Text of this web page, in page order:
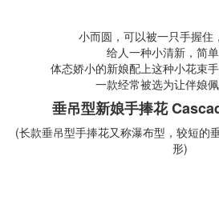
小而圆，可以被一只手握住
给人一种小清新，简
体态娇小的新娘配上这种小花束
一款经常被选为让伴娘
垂吊型新娘手捧花
(长款垂吊型手捧花又称瀑布型，较短的
形)